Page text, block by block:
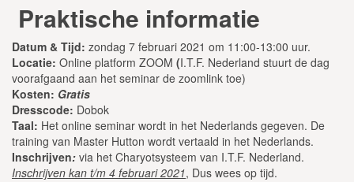
Praktische informatie
Datum & Tijd: zondag 7 februari 2021 om 11:00-13:00 uur.
Locatie: Online platform ZOOM (I.T.F. Nederland stuurt de dag
voorafgaand aan het seminar de zoomlink toe)
Kosten: Gratis
Dresscode: Dobok
Taal: Het online seminar wordt in het Nederlands gegeven. De
training van Master Hutton wordt vertaald in het Nederlands.
Inschrijven: via het Charyotsysteem van I.T.F. Nederland.
Inschrijven kan t/m 4 februari 2021, Dus wees op tijd.